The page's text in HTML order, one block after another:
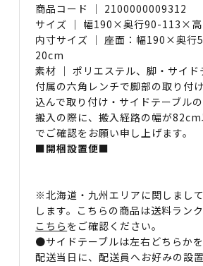
商品コード ｜ 2100000009312
サイズ ｜ 幅190×奥行90-113×高
内寸サイズ ｜ 座面：幅190×奥行
20cm
素材 ｜ ポリエステル、脚・サイド
付属の六角レンチで脚部の取り付
込んで取り付け・サイドテーブル
搬入の際に、搬入経路の幅が
でご確認をお願い申し上げます。
■開梱設置便■
※北海道・九州エリアに関しまし
します。こちらの商品は送料ラン
こちら をご確認ください。
●サイドテーブルは左右どちらかを
配送当日に、配送員へお好みの設